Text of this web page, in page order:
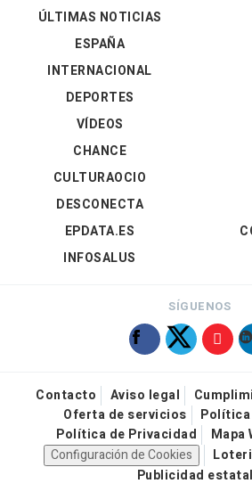
ÚLTIMAS NOTICIAS
ESPAÑA
INTERNACIONAL
DEPORTES
VÍDEOS
CHANCE
CULTURAOCIO
DESCONECTA
EPDATA.ES
INFOSALUS
SÍGUENOS
Contacto Aviso legal
Oferta de servicios
Política de Privacidad
Mapa
Configuración de Cookies
Publicidad estatal